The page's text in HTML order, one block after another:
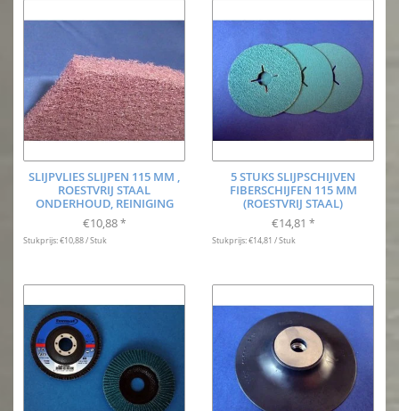
SLIJPVLIES SLIJPEN 115 MM ,
ROESTVRIJ STAAL
ONDERHOUD, REINIGING
€10,88 *
Stukprijs: €10,88 / Stuk
5 STUKS SLIJPSCHIJVEN
FIBERSCHIJFEN 115 MM
(ROESTVRIJ STAAL)
€14,81 *
Stukprijs: €14,81 / Stuk